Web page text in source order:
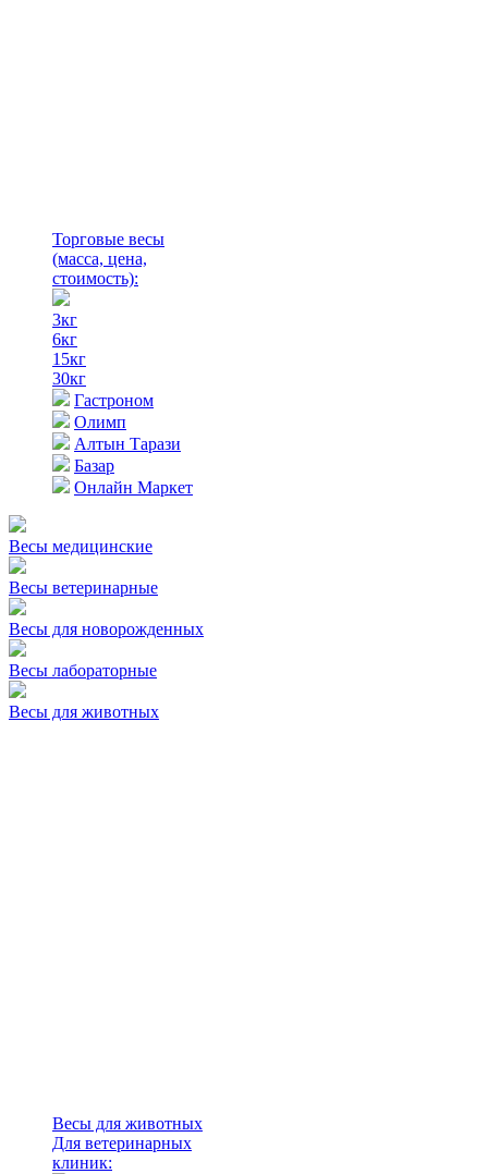
Торговые весы
(масса, цена,
стоимость):
3кг
6кг
15кг
30кг
Гастроном
Олимп
Алтын Тарази
Базар
Онлайн Маркет
Весы медицинские
Весы ветеринарные
Весы для новорожденных
Весы лабораторные
Весы для животных
Весы для животных
Для ветеринарных
клиник: